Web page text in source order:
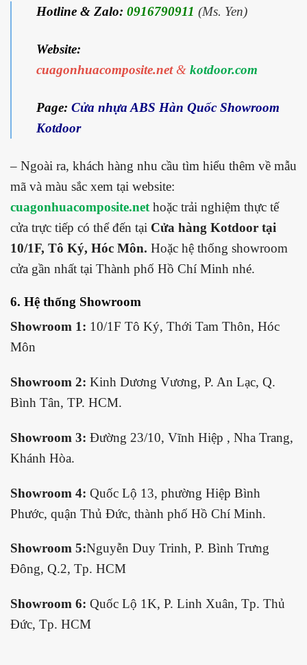
Hotline & Zalo: 0916790911 (Ms. Yen)
Website:
cuagonhuacomposite.net& kotdoor.com
Page: Cửa nhựa ABS Hàn Quốc Showroom
Kotdoor
– Ngoài ra, khách hàng nhu cầu tìm hiểu thêm về mẫu
mã và màu sắc xem tại website:
cuagonhuacomposite.net hoặc trải nghiệm thực tế
cửa trực tiếp có thể đến tại Cửa hàng Kotdoor tại
10/1F, Tô Ký, Hóc Môn. Hoặc hệ thống showroom
cửa gần nhất tại Thành phố Hồ Chí Minh nhé.
6. Hệ thống Showroom
Showroom 1: 10/1F Tô Ký, Thới Tam Thôn, Hóc
Môn
Showroom 2: Kinh Dương Vương, P. An Lạc, Q.
Bình Tân, TP. HCM.
Showroom 3: Đường 23/10, Vĩnh Hiệp , Nha Trang,
Khánh Hòa.
Showroom 4: Quốc Lộ 13, phường Hiệp Bình
Phước, quận Thủ Đức, thành phố Hồ Chí Minh.
Showroom 5:Nguyễn Duy Trinh, P. Bình Trưng
Đông, Q.2, Tp. HCM
Showroom 6: Quốc Lộ 1K, P. Linh Xuân, Tp. Thủ
Đức, Tp. HCM